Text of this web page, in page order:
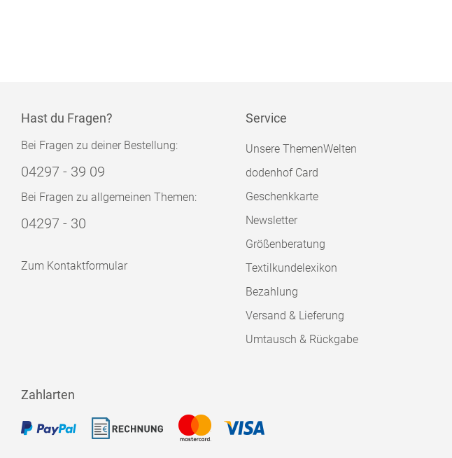
Hast du Fragen?
Bei Fragen zu deiner Bestellung:
04297 - 39 09
Bei Fragen zu allgemeinen Themen:
04297 - 30
Zum Kontaktformular
Service
Unsere ThemenWelten
dodenhof Card
Geschenkkarte
Newsletter
Größenberatung
Textilkundelexikon
Bezahlung
Versand & Lieferung
Umtausch & Rückgabe
Zahlarten